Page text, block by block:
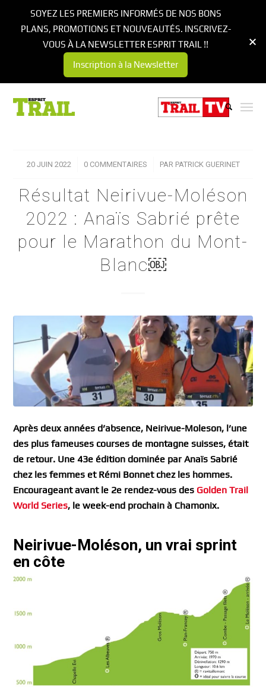
20 JUIN 2022
/ 0 COMMENTAIRES
/ PAR PATRICK GUERINET
Résultat Neirivue-Moléson
2022 : Anaïs Sabrié prête
pour le Marathon du Mont-
Blanc￼
Après deux années d’absence, Neirivue-Moleson, l’une
des plus fameuses courses de montagne suisses, était
de retour. Une 43e édition dominée par Anaïs Sabrié
chez les femmes et Rémi Bonnet chez les hommes.
Encourageant avant le 2e rendez-vous des Golden Trail
World Series, le week-end prochain à Chamonix.
Neirivue-Moléson, un vrai sprint
en côte
SOYEZ LES PREMIERS INFORMÉS DE NOS BONS
PLANS, PROMOTIONS ET NOUVEAUTÉS. INSCRIVEZ-
VOUS À LA NEWSLETTER ESPRIT TRAIL !!
Inscription à la Newsletter